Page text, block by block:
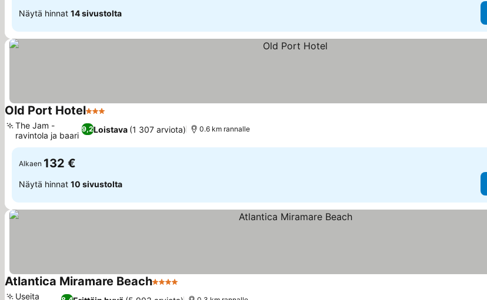
Näytä hinnat 14 sivustolta
Old Port Hotel3 Tähtiluokitus
9,2Loistava (1 307 arviota)
The Jam -
ravintola ja baari
0.6 km rannalle
Alkaen 132 €
Näytä hinnat 10 sivustolta
Atlantica Miramare Beach4 Tähtiluokitus
Useita